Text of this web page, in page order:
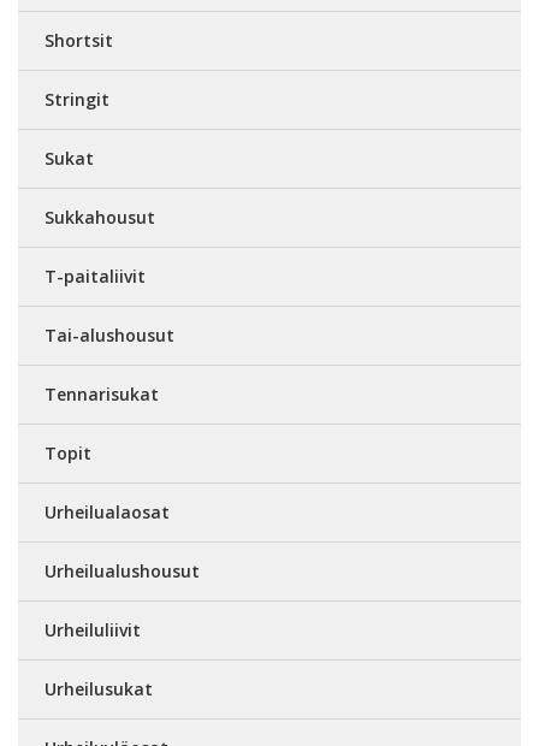
Shortsit
Stringit
Sukat
Sukkahousut
T-paitaliivit
Tai-alushousut
Tennarisukat
Topit
Urheilualaosat
Urheilualushousut
Urheiluliivit
Urheilusukat